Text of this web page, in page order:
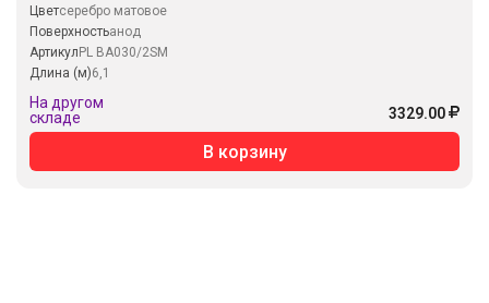
Цветсеребро матовое
Поверхностьанод
Артикул PL BA030/2SM
Длина (м)6,1
На другом
складе
3329.00
В корзину